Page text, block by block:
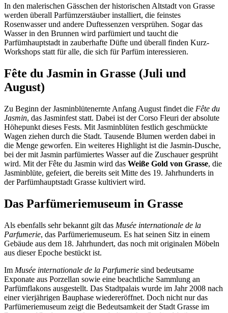
In den malerischen Gässchen der historischen Altstadt von Grasse
werden überall Parfümzerstäuber installiert, die feinstes
Rosenwasser und andere Duftessenzen versprühen. Sogar das
Wasser in den Brunnen wird parfümiert und taucht die
Parfümhauptstadt in zauberhafte Düfte und überall finden Kurz-
Workshops statt für alle, die sich für Parfüm interessieren.
Fête du Jasmin in Grasse (Juli und
August)
Zu Beginn der Jasminblütenernte Anfang August findet die Fête du
Jasmin, das Jasminfest statt. Dabei ist der Corso Fleuri der absolute
Höhepunkt dieses Fests. Mit Jasminblüten festlich geschmückte
Wagen ziehen durch die Stadt. Tausende Blumen werden dabei in
die Menge geworfen. Ein weiteres Highlight ist die Jasmin-Dusche,
bei der mit Jasmin parfümiertes Wasser auf die Zuschauer gesprüht
wird. Mit der Fête du Jasmin wird das Weiße Gold von Grasse, die
Jasminblüte, gefeiert, die bereits seit Mitte des 19. Jahrhunderts in
der Parfümhauptstadt Grasse kultiviert wird.
Das Parfümeriemuseum in Grasse
Als ebenfalls sehr bekannt gilt das Musée internationale de la
Parfumerie, das Parfümeriemuseum. Es hat seinen Sitz in einem
Gebäude aus dem 18. Jahrhundert, das noch mit originalen Möbeln
aus dieser Epoche bestückt ist.
Im Musée internationale de la Parfumerie sind bedeutsame
Exponate aus Porzellan sowie eine beachtliche Sammlung an
Parfümflakons ausgestellt. Das Stadtpalais wurde im Jahr 2008 nach
einer vierjährigen Bauphase wiedereröffnet. Doch nicht nur das
Parfümeriemuseum zeigt die Bedeutsamkeit der Stadt Grasse im